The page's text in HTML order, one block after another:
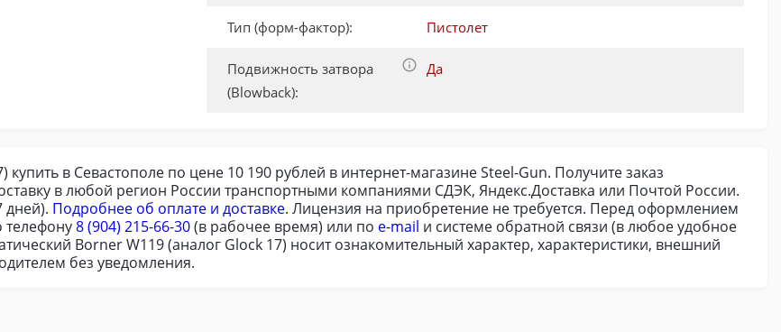
Тип (форм-фактор): Пистолет
Подвижность затвора
(Blowback):
Да
в Севастополе по цене 10 190 рублей в интернет-магазине Steel-Gun. Получите заказ
в любой регион России транспортными компаниями СДЭК, Яндекс.Доставка или Почтой России.
дней). Подробнее об оплате и доставке. Лицензия на приобретение не требуется. Перед оформлением
телефону8 (904) 215-66-30(в рабочее время) или по e-mail и системе обратной связи (в любое удобное
Borner W119 (аналог Glock 17) носит ознакомительный характер, характеристики, внешний
без уведомления.